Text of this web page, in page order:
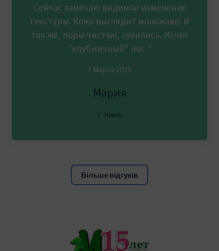
Сейчас замечаю видимое изменение
текстуры. Кожа выглядит моложаво. И
так же, поры чистые, сузились. Исчез
"клубничный" нос "
7 Марта 2025
Мария
г. Киев
Більше відгуків